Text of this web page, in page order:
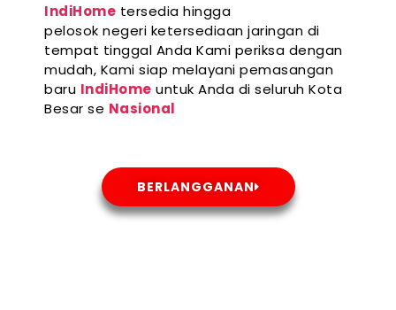
IndiHome tersedia hingga
pelosok negeri ketersediaan jaringan di
tempat tinggal Anda Kami periksa dengan
mudah, Kami siap melayani pemasangan
baru IndiHome untuk Anda di seluruh Kota
Besar se Nasional
BERLANGGANAN